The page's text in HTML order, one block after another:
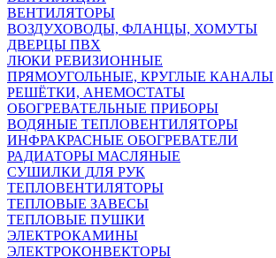
ВЕНТИЛЯТОРЫ
ВОЗДУХОВОДЫ, ФЛАНЦЫ, ХОМУТЫ
ДВЕРЦЫ ПВХ
ЛЮКИ РЕВИЗИОННЫЕ
ПРЯМОУГОЛЬНЫЕ, КРУГЛЫЕ КАНАЛЫ
РЕШЁТКИ, АНЕМОСТАТЫ
ОБОГРЕВАТЕЛЬНЫЕ ПРИБОРЫ
ВОДЯНЫЕ ТЕПЛОВЕНТИЛЯТОРЫ
ИНФРАКРАСНЫЕ ОБОГРЕВАТЕЛИ
РАДИАТОРЫ МАСЛЯНЫЕ
СУШИЛКИ ДЛЯ РУК
ТЕПЛОВЕНТИЛЯТОРЫ
ТЕПЛОВЫЕ ЗАВЕСЫ
ТЕПЛОВЫЕ ПУШКИ
ЭЛЕКТРОКАМИНЫ
ЭЛЕКТРОКОНВЕКТОРЫ